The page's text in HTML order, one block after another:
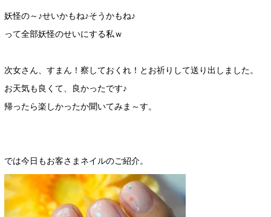
妖怪の～♪せいかもね♪そうかもね♪
って全部妖怪のせいにする私ｗ
次女さん、すまん！察しておくれ！とお祈りして送り出しました。
お天気も良くて、良かったです♪
帰ったら楽しかったか聞いてみま～す。
では今日もお客さまネイルのご紹介。